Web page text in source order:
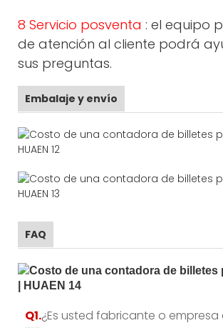
8 Servicio posventa : el equipo
de atención al cliente podrá
sus preguntas.
Embalaje y envío
FAQ
Q1.¿Es usted fabricante o empresa